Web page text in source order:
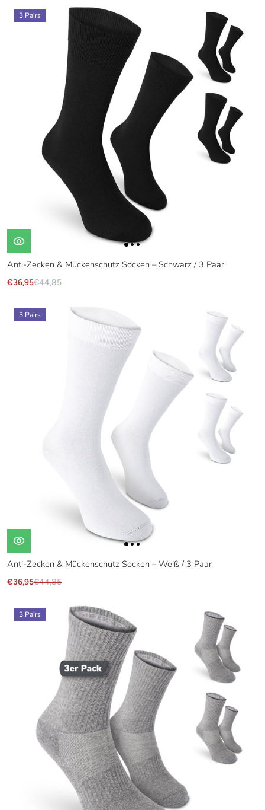
3 Pairs
Anti-Zecken & Mückenschutz Socken – Schwarz / 3 Paar
€36,95€44,85
3 Pairs
Anti-Zecken & Mückenschutz Socken – Weiß / 3 Paar
€36,95€44,85
3 Pairs